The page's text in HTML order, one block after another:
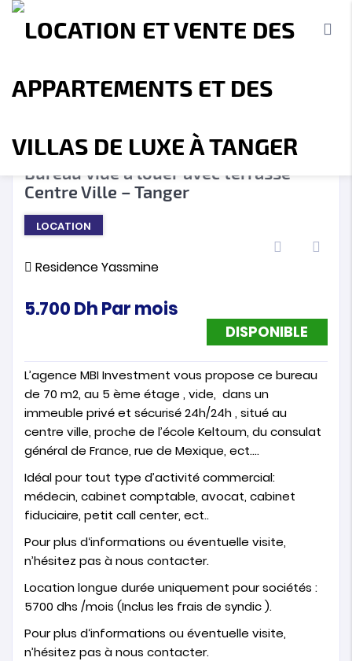
Location
Terrains Location de Vacances
❮ ❯
Bureau vide à louer avec terrasse –
Centre Ville – Tanger
LOCATION
Residence Yassmine
5.700DhPar mois
DISPONIBLE
L’agence MBI Investment vous propose ce bureau
de 70 m2, au 5 ème étage , vide, dans un
immeuble privé et sécurisé 24h/24h , situé au
centre ville, proche de l’école Keltoum, du consulat
général de France, rue de Mexique, ect….
Idéal pour tout type d’activité commercial:
médecin, cabinet comptable, avocat, cabinet
fiduciaire, petit call center, ect..
Pour plus d‘informations ou éventuelle visite,
n’hésitez pas à nous contacter.
Location longue durée uniquement pour sociétés :
5700 dhs /mois (Inclus les frais de syndic ).
Pour plus d‘informations ou éventuelle visite,
n’hésitez pas à nous contacter.